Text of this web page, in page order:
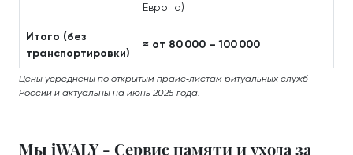
Европа)
Итого (без
транспортировки)
≈ от 80 000 – 100 000
Цены усреднены по открытым прайс‑листам ритуальных служб
России и актуальны на июнь 2025 года.
Мы iWALY - Сервис памяти и ухода за